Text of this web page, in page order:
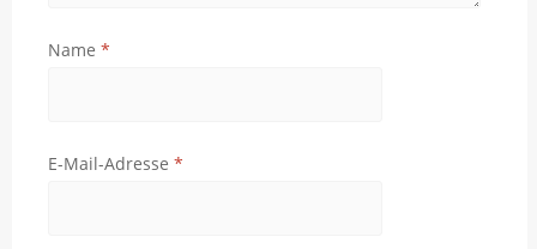
Name *
E-Mail-Adresse *